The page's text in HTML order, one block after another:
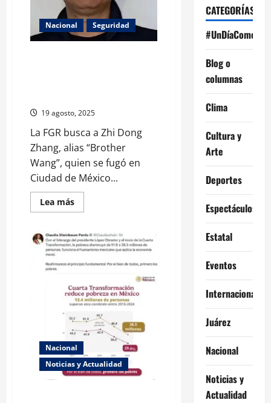
Nacional Seguridad
19 agosto, 2025
La FGR busca a Zhi Dong
Zhang, alias “Brother
Wang”, quien se fugó en
Ciudad de México...
Lea másRead
more
busca
a
“Brother
Wang”,
presunto
del
Cártel
de
Sinaloa,
tras
fuga
y
ficha
roja
de
Interpol
Nacional
Noticias y Actualidad
CATEGORÍAS
#UnDíaComoHoy
Blog o
columnas
Clima
Cultura y
Arte
Deportes
Espectáculos
Estatal
Eventos
Internacional
Juárez
Nacional
Noticias y
Actualidad